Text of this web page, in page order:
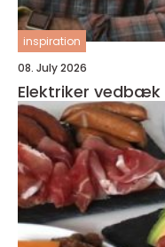
inspiration
08. July 2026